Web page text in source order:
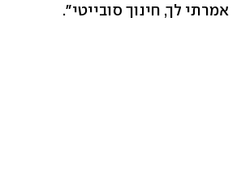
אמרתי לך, חינוך סובייטי".